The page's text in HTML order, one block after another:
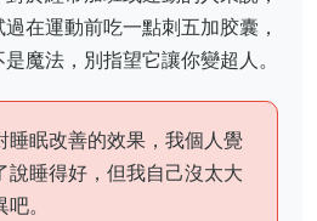
在運動前吃一點刺五加胶囊，
魔法，別指望它讓你變超人。
睡眠改善的效果，我個人覺
說睡得好，但我自己沒太大
。